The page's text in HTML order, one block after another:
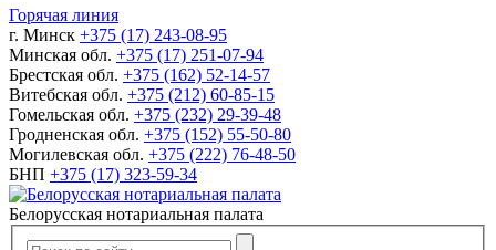
Горячая линия
г. Минск +375 (17) 243-08-95
Минская обл. +375 (17) 251-07-94
Брестская обл. +375 (162) 52-14-57
Витебская обл. +375 (212) 60-85-15
Гомельская обл. +375 (232) 29-39-48
Гродненская обл. +375 (152) 55-50-80
Могилевская обл. +375 (222) 76-48-50
БНП +375 (17) 323-59-34
Белорусская нотариальная палата